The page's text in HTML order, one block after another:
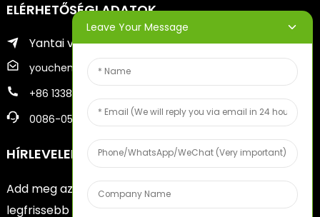
ELÉRHETŐSÉGI ADATOK
Yantai város Zhifu kerülete
youcheng@ytscreenprinter.com
+86 13386383930
0086-05356730996
HÍRLEVELEK
Add meg az e-mail címed, és elküldjük neked a
legfrissebb információkat a tervekről.
Leave Your Message